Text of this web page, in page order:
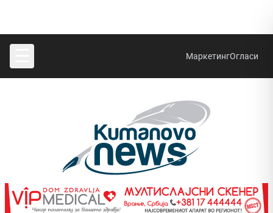
МаркетингОгласи